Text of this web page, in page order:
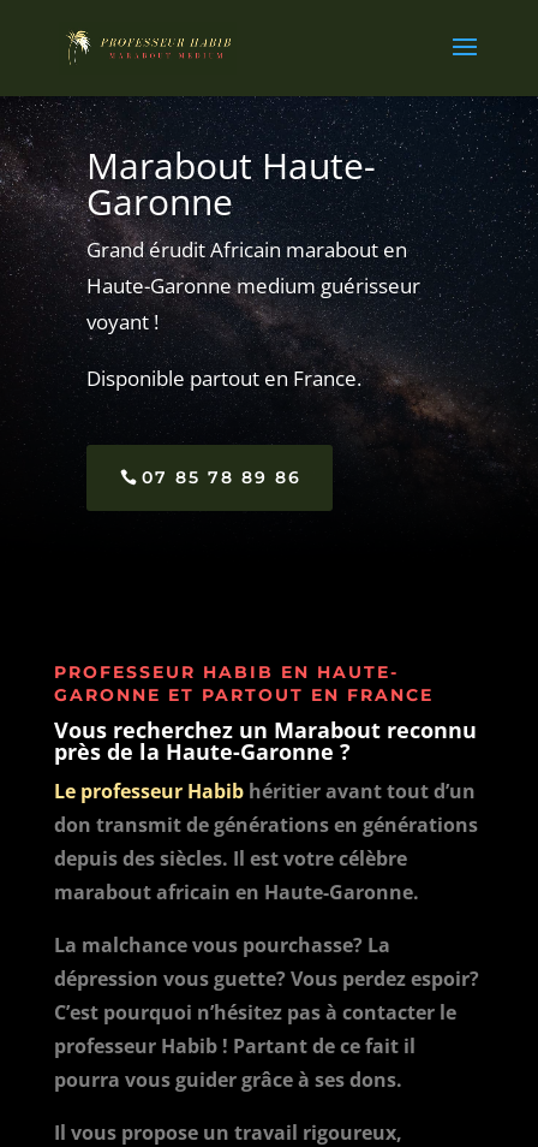
Marabout Haute-
Garonne
Grand érudit Africain marabout en
Haute-Garonne medium guérisseur
voyant !
Disponible partout en France.
07 85 78 89 86
PROFESSEUR HABIB EN HAUTE-
GARONNE ET PARTOUT EN FRANCE
Vous recherchez un Marabout reconnu
près de la Haute-Garonne ?
Le professeur Habibhéritier avant tout d’un
don transmit de générations en générations
depuis des siècles. Il est votre célèbre
marabout africain en Haute-Garonne.
La malchance vous pourchasse? La
dépression vous guette? Vous perdez espoir?
C’est pourquoi n’hésitez pas à contacter le
professeur Habib ! Partant de ce fait il
pourra vous guider grâce à ses dons.
Il vous propose un travail rigoureux,